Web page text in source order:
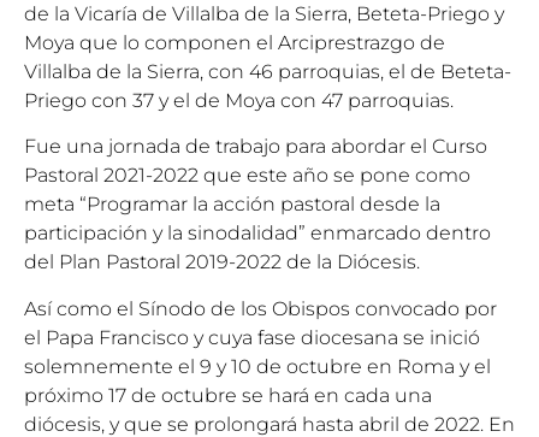
de la Vicaría de Villalba de la Sierra, Beteta-Priego y
Moya que lo componen el Arciprestrazgo de
Villalba de la Sierra, con 46 parroquias, el de Beteta-
Priego con 37 y el de Moya con 47 parroquias.
Fue una jornada de trabajo para abordar el Curso
Pastoral 2021-2022 que este año se pone como
meta “Programar la acción pastoral desde la
participación y la sinodalidad” enmarcado dentro
del Plan Pastoral 2019-2022 de la Diócesis.
Así como el Sínodo de los Obispos convocado por
el Papa Francisco y cuya fase diocesana se inició
solemnemente el 9 y 10 de octubre en Roma y el
próximo 17 de octubre se hará en cada una
diócesis, y que se prolongará hasta abril de 2022. En